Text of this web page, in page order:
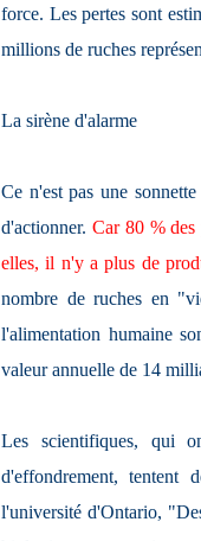
force. Les pertes sont
millions de ruches
La sirène d'alarme
Ce n'est pas une
d'actionner. Car 80 % des
elles, il n'y a plus de
nombre de ruches en
l'alimentation humaine
valeur annuelle de 14
Les scientifiques, qui
d'effondrement, tentent
l'université d'Ontario,